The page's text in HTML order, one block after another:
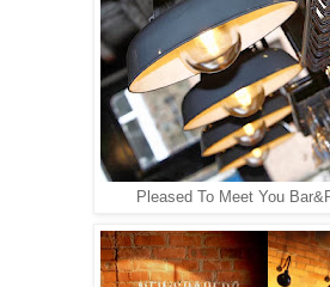
Pleased To Meet You